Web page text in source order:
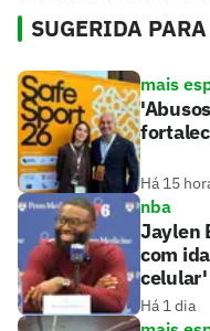
SUGERIDA
mais
Há 15
nba
Jaylen
com
celular'
Há 1 dia